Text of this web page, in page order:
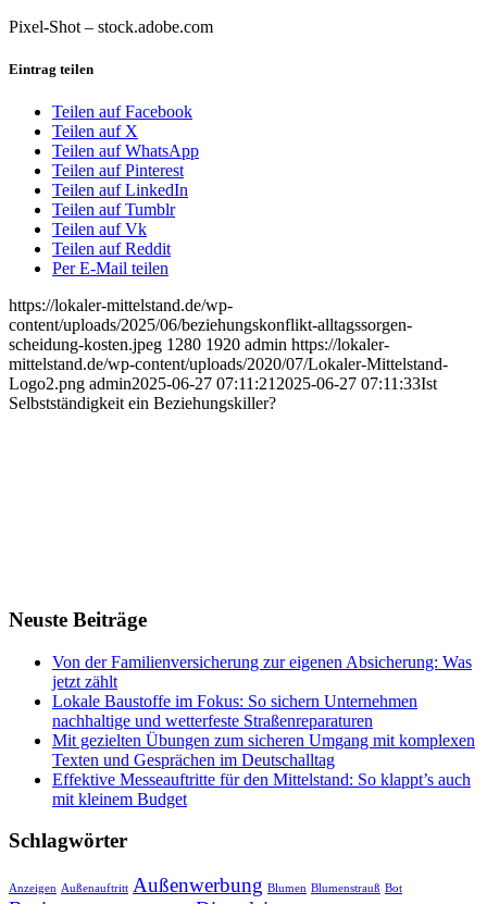
Pixel-Shot – stock.adobe.com
Eintrag teilen
Teilen auf Facebook
Teilen auf X
Teilen auf WhatsApp
Teilen auf Pinterest
Teilen auf LinkedIn
Teilen auf Tumblr
Teilen auf Vk
Teilen auf Reddit
Per E-Mail teilen
https://lokaler-mittelstand.de/wp-
content/uploads/2025/06/beziehungskonflikt-alltagssorgen-
scheidung-kosten.jpeg 1280 1920 admin https://lokaler-
mittelstand.de/wp-content/uploads/2020/07/Lokaler-Mittelstand-
Logo2.png admin2025-06-27 07:11:21 2025-06-27 07:11:33Ist
Selbstständigkeit ein Beziehungskiller?
Neuste Beiträge
Von der Familienversicherung zur eigenen Absicherung: Was
jetzt zählt
Lokale Baustoffe im Fokus: So sichern Unternehmen
nachhaltige und wetterfeste Straßenreparaturen
Mit gezielten Übungen zum sicheren Umgang mit komplexen
Texten und Gesprächen im Deutschalltag
Effektive Messeauftritte für den Mittelstand: So klappt’s auch
mit kleinem Budget
Schlagwörter
Anzeigen Außenauftritt Außenwerbung Blumen Blumenstrauß Bot